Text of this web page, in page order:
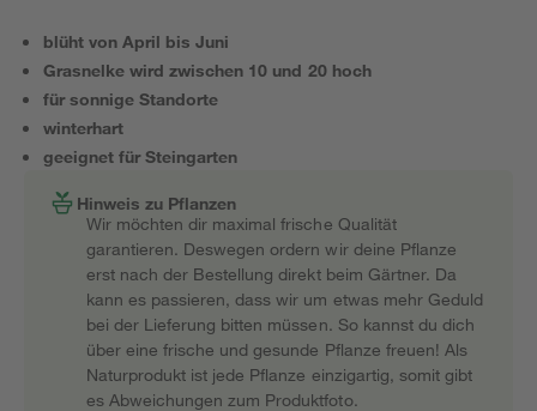
blüht von April bis Juni
Grasnelke wird zwischen 10 und 20 hoch
für sonnige Standorte
winterhart
geeignet für Steingarten
Hinweis zu Pflanzen
Wir möchten dir maximal frische Qualität
garantieren. Deswegen ordern wir deine Pflanze
erst nach der Bestellung direkt beim Gärtner. Da
kann es passieren, dass wir um etwas mehr Geduld
bei der Lieferung bitten müssen. So kannst du dich
über eine frische und gesunde Pflanze freuen! Als
Naturprodukt ist jede Pflanze einzigartig, somit gibt
es Abweichungen zum Produktfoto.